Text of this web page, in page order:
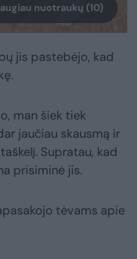
nuotraukų (10)
jis pastebėjo, kad
man šiek tiek
jaučiau skausmą ir
Supratau, kad
prisiminė jis.
tėvams apie